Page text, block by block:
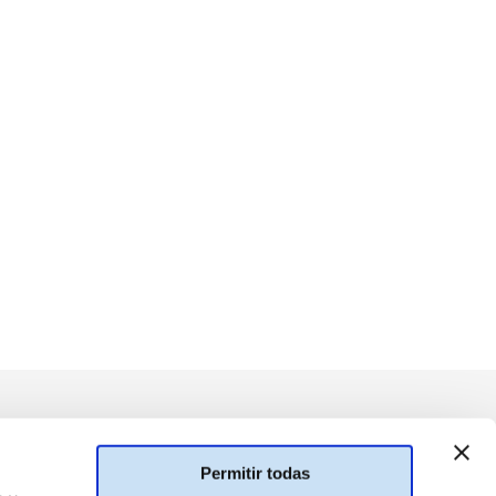
Permitir todas